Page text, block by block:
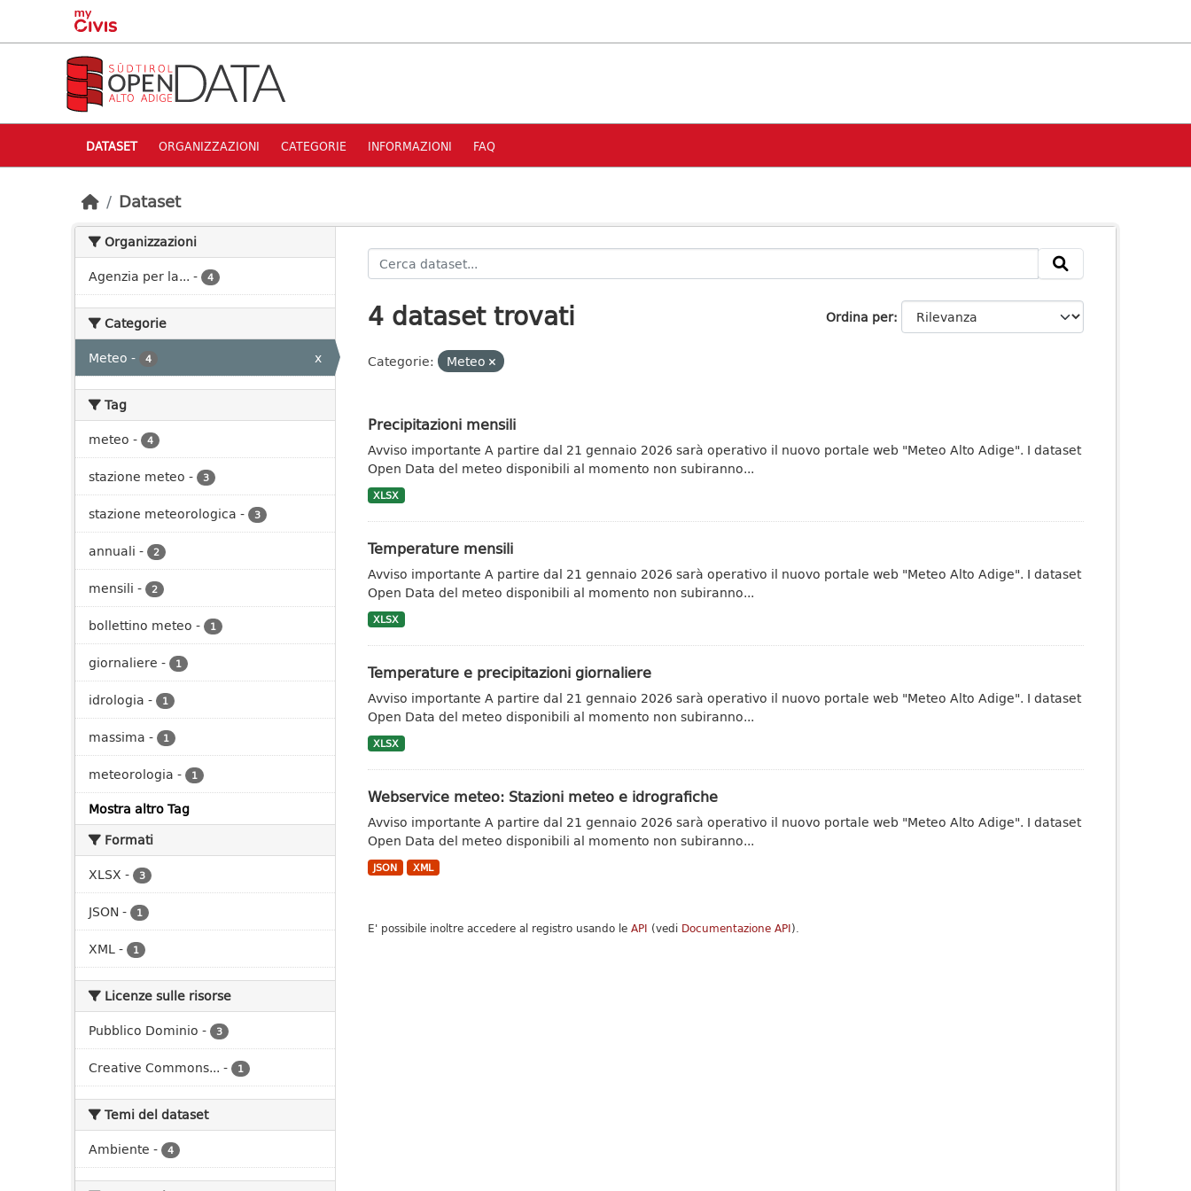
Skip to main content
DATASET ORGANIZZAZIONI CATEGORIE INFORMAZIONI FAQ
Dataset
Organizzazioni
Agenzia per la... - 4
Categorie
Meteo - 4 x
Tag
meteo - 4
stazione meteo - 3
stazione meteorologica - 3
annuali - 2
mensili - 2
bollettino meteo - 1
giornaliere - 1
idrologia - 1
massima - 1
meteorologia - 1
Mostra altro Tag
Formati
XLSX - 3
JSON - 1
XML- 1
Licenze sulle risorse
Pubblico Dominio - 3
Creative Commons... - 1
Temi del dataset
Ambiente - 4
Ordina per
4 dataset trovati
Categorie: Meteo
Precipitazioni mensili
Avviso importante A partire dal 21 gennaio 2026 sarà operativo il nuovo portale web "Meteo Alto Adige". I dataset
Open Data del meteo disponibili al momento non subiranno...
XLSX
Temperature mensili
Avviso importante A partire dal 21 gennaio 2026 sarà operativo il nuovo portale web "Meteo Alto Adige". I dataset
Open Data del meteo disponibili al momento non subiranno...
XLSX
Temperature e precipitazioni giornaliere
Avviso importante A partire dal 21 gennaio 2026 sarà operativo il nuovo portale web "Meteo Alto Adige". I dataset
Open Data del meteo disponibili al momento non subiranno...
XLSX
Webservice meteo: Stazioni meteo e idrografiche
Avviso importante A partire dal 21 gennaio 2026 sarà operativo il nuovo portale web "Meteo Alto Adige". I dataset
Open Data del meteo disponibili al momento non subiranno...
JSON XML
E' possibile inoltre accedere al registro usando le API (vedi Documentazione API).